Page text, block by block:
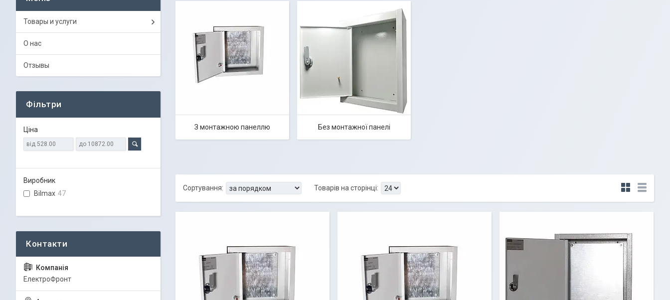
З монтажною панеллю Без монтажної панелі
Товары и услуги
О нас
Отзывы
Фільтри
Ціна
Виробник
Bilmax 47
ЕлектроФронт